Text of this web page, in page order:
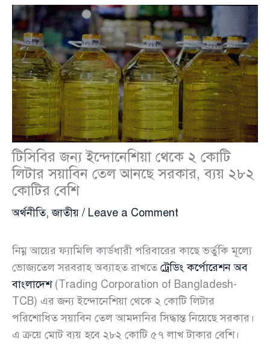
টিসিবির জন্য ইন্দোনেশিয়া থেকে ২ কোটি
লিটার সয়াবিন তেল আনছে সরকার, ব্যয় ২৮২
কোটির বেশি
অর্থনীতি,জাতীয় / Leave a Comment
নিম্ন আয়ের ফ্যামিলি কার্ডধারী পরিবারের কাছে ভর্তুকি মূল্যে
ভোজ্যতেল সরবরাহ অব্যাহত রাখতে ট্রেডিং কর্পোরেশন অব
বাংলাদেশ(Trading Corporation of Bangladesh-
TCB) এর জন্য ইন্দোনেশিয়া থেকে ২ কোটি লিটার
পরিশোধিত সয়াবিন তেল আমদানির সিদ্ধান্ত নিয়েছে সরকার।
এ ক্রয়ে মোট ব্যয় হবে ২৮২ কোটি ৫৭ লাখ টাকার বেশি।